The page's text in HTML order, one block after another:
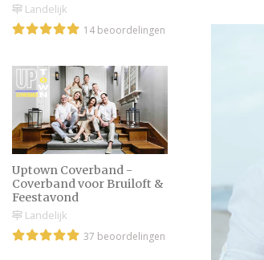
Landelijk
14 beoordelingen
Uptown Coverband -
Coverband voor Bruiloft &
Feestavond
Landelijk
37 beoordelingen